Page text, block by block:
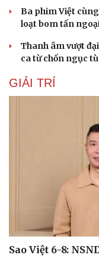
Ba phim Việt
loạt bom tấn
Thanh âm vượt
ca từ chốn ngục
GIẢI TRÍ
Sao Việt 6-8: